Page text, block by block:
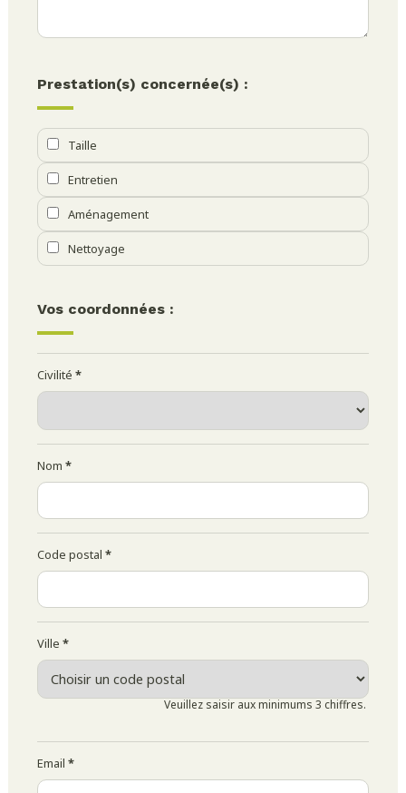
Prestation(s) concernée(s) :
Taille
Entretien
Aménagement
Nettoyage
Vos coordonnées :
Civilité *
Nom *
Code postal *
Ville *
Veuillez saisir aux minimums 3 chiffres.
Email *